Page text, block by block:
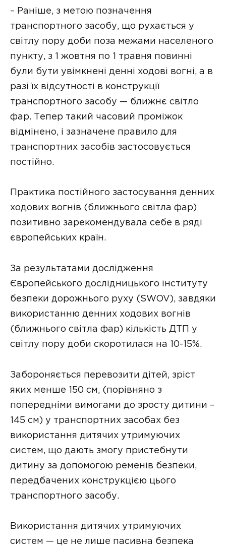
– Раніше, з метою позначення
транспортного засобу, що рухається у
світлу пору доби поза межами населеного
пункту, з 1 жовтня по 1 травня повинні
були бути увімкнені денні ходові вогні, а в
разі їх відсутності в конструкції
транспортного засобу — ближнє світло
фар. Тепер такий часовий проміжок
відмінено, і зазначене правило для
транспортних засобів застосовується
постійно.
Практика постійного застосування денних
ходових вогнів (ближнього світла фар)
позитивно зарекомендувала себе в ряді
європейських країн.
За результатами дослідження
Європейського дослідницького інституту
безпеки дорожнього руху (SWOV), завдяки
використанню денних ходових вогнів
(ближнього світла фар) кількість ДТП у
світлу пору доби скоротилася на 10-15%.
Забороняється перевозити дітей, зріст
яких менше 150 см, (порівняно з
попередніми вимогами до зросту дитини –
145 см) у транспортних засобах без
використання дитячих утримуючих
систем, що дають змогу пристебнути
дитину за допомогою ременів безпеки,
передбачених конструкцією цього
транспортного засобу.
Використання дитячих утримуючих
систем — це не лише пасивна безпека